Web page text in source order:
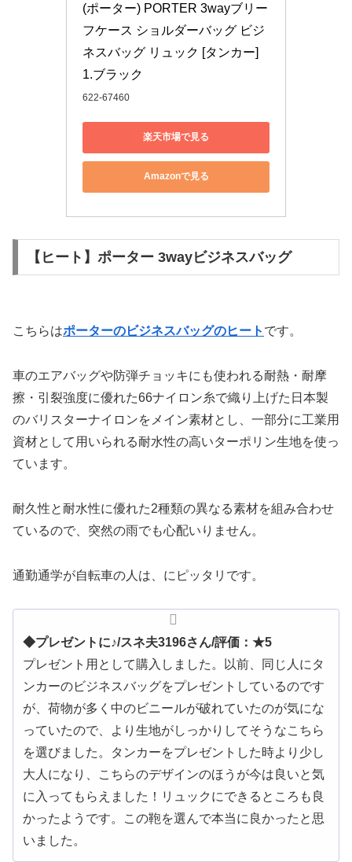
(ポーター) PORTER 3wayブリー
フケース ショルダーバッグ ビジ
ネスバッグ リュック [タンカー]
1.ブラック
622-67460
楽天市場で見る
Amazonで見る
【ヒート】ポーター 3wayビジネスバッグ
こちらはポーターのビジネスバッグのヒート です。
車のエアバッグや防弾チョッキにも使われる耐熱・耐摩
擦・引裂強度に優れた66ナイロン糸で織り上げた日本製
のバリスターナイロンをメイン素材とし、一部分に工業用
資材として用いられる耐水性の高いターポリン生地を使っ
ています。
耐久性と耐水性に優れた2種類の異なる素材を組み合わせ
ているので、突然の雨でも心配いりません。
通勤通学が自転車の人は、にピッタリです。
◆プレゼントに♪/スネ夫3196さん/評価：★5
プレゼント用として購入しました。以前、同じ人にタ
ンカーのビジネスバッグをプレゼントしているのです
が、荷物が多く中のビニールが破れていたのが気にな
っていたので、より生地がしっかりしてそうなこちら
を選びました。タンカーをプレゼントした時より少し
大人になり、こちらのデザインのほうが今は良いと気
に入ってもらえました！リュックにできるところも良
かったようです。この鞄を選んで本当に良かったと思
いました。